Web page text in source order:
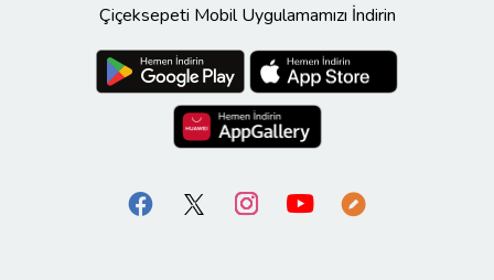
Çiçeksepeti Mobil Uygulamamızı İndirin